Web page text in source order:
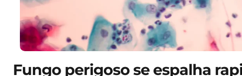
Fungo perigoso se espalha